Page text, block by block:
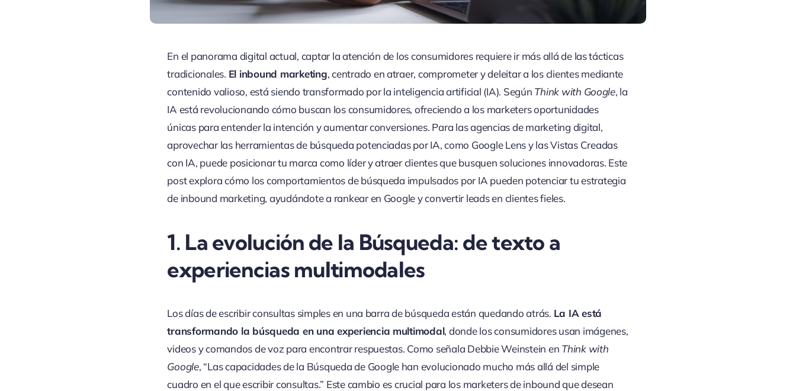
En el panorama digital actual, captar la atención de los consumidores requiere ir más allá de las tácticas
tradicionales. El inbound marketing, centrado en atraer, comprometer y deleitar a los clientes mediante
contenido valioso, está siendo transformado por la inteligencia artificial (IA). Según Think with Google, la
IA está revolucionando cómo buscan los consumidores, ofreciendo a los marketers oportunidades
únicas para entender la intención y aumentar conversiones. Para las agencias de marketing digital,
aprovechar las herramientas de búsqueda potenciadas por IA, como Google Lens y las Vistas Creadas
con IA, puede posicionar tu marca como líder y atraer clientes que busquen soluciones innovadoras. Este
post explora cómo los comportamientos de búsqueda impulsados por IA pueden potenciar tu estrategia
de inbound marketing, ayudándote a rankear en Google y convertir leads en clientes fieles.
1. La evolución de la Búsqueda: de texto a
experiencias multimodales
Los días de escribir consultas simples en una barra de búsqueda están quedando atrás. La IA está
transformando la búsqueda en una experiencia multimodal, donde los consumidores usan imágenes,
videos y comandos de voz para encontrar respuestas. Como señala Debbie Weinstein en Think with
Google, “Las capacidades de la Búsqueda de Google han evolucionado mucho más allá del simple
cuadro en el que escribir consultas.” Este cambio es crucial para los marketers de inbound que desean